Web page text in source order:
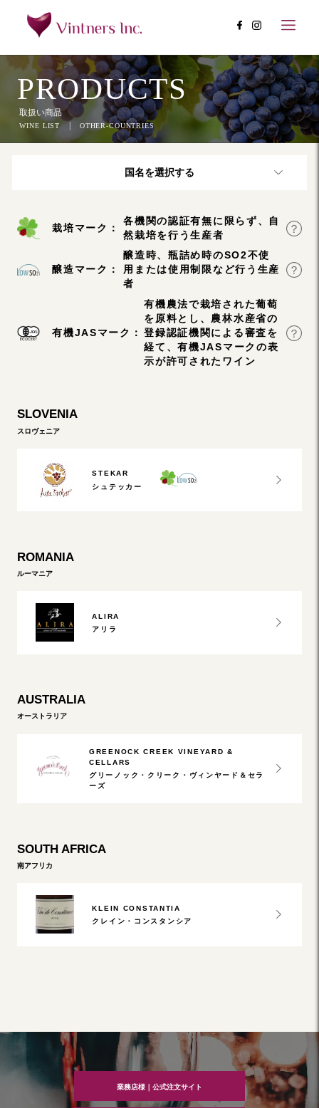
PRODUCTS
取扱い商品
WINE LIST OTHER-COUNTRIES
国名を選択する
栽培マーク：
各機関の認証有無に限らず、自
然栽培を行う生産者
醸造マーク：
醸造時、瓶詰め時のSO2不使
用または使用制限など行う生産
者
有機JASマーク：
有機農法で栽培された葡萄
を原料とし、農林水産省の
登録認証機関による審査を
経て、有機JASマークの表
示が許可されたワイン
SLOVENIA
スロヴェニア
STEKAR
シュテッカー
ROMANIA
ルーマニア
ALIRA
アリラ
AUSTRALIA
オーストラリア
GREENOCK CREEK VINEYARD &
CELLARS
グリーノック・クリーク・ヴィンヤード＆セラ
ーズ
SOUTH AFRICA
南アフリカ
KLEIN CONSTANTIA
クレイン・コンスタンシア
業務店様｜公式注文サイト